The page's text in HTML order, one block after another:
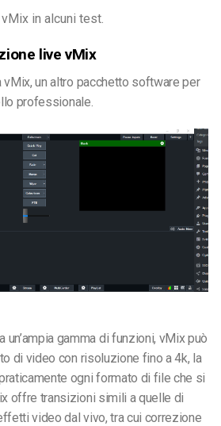
in alcuni test.
live vMix
vMix, un altro pacchetto software per
professionale.
gamma di funzioni, vMix può
di video con risoluzione fino a 4k, la
ogni formato di file che si
offre transizioni simili a quelle di
video dal vivo, tra cui correzione